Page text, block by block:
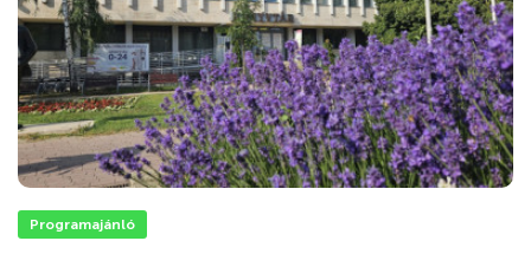
Programajánló